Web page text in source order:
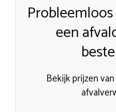
een
Bekijk prijzen